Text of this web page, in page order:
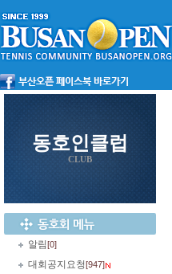
동호인클럽
CLUB
알림[0]
대회공지요청[947]